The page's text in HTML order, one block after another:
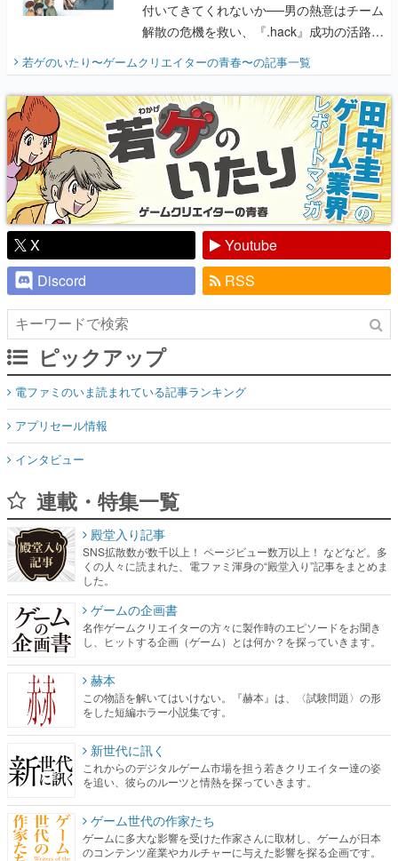
付いてきてくれないか──男の熱意はチーム
解散の危機を救い、『.hack』成功の活路を
開く。業界の快男児・松山 洋に流れる血は
『少年ジャンプ』色だった【若ゲのいた
り】
若ゲのいたり〜ゲームクリエイターの青春〜の記事一覧
X
Youtube
Discord
RSS
ピックアップ
電ファミのいま読まれている記事ランキング
アプリセール情報
インタビュー
連載・特集一覧
殿堂入り記事
SNS拡散数が数千以上！ ページビュー数万以上！ などなど。多
くの人々に読まれた、電ファミ渾身の“殿堂入り”記事をまとめま
した。
ゲームの企画書
名作ゲームクリエイターの方々に製作時のエピソードをお聞き
し、ヒットする企画（ゲーム）とは何か？を探っていきます。
赫本
この物語を解いてはいけない。『赫本』は、〈試験問題〉の形
をした短編ホラー小説集です。
新世代に訊く
これからのデジタルゲーム市場を担う若きクリエイター達の姿
を追い、彼らのルーツと情熱を探っていきます。
ゲーム世代の作家たち
ゲームに多大な影響を受けた作家さんに取材し、ゲームが日本
のコンテンツ産業やカルチャーに与えた影響を探る企画です。